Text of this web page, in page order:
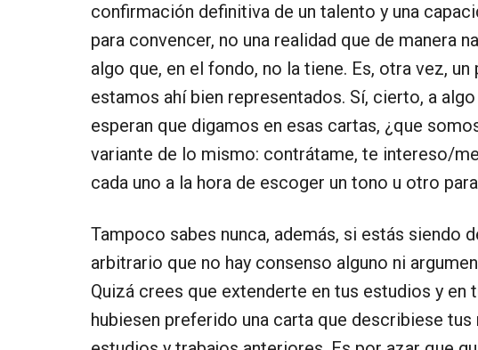
confirmación definitiva de un talento y una
para convencer, no una realidad que de manera
algo que, en el fondo, no la tiene. Es, otra vez,
estamos ahí bien representados. Sí, cierto, a
esperan que digamos en esas cartas, ¿que
variante de lo mismo: contrátame, te intereso/
cada uno a la hora de escoger un tono u otro
Tampoco sabes nunca, además, si estás
arbitrario que no hay consenso alguno ni
Quizá crees que extenderte en tus estudios y
hubiesen preferido una carta que describiese